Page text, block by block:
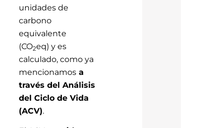
unidades de
carbono
equivalente
(CO2eq) y es
calculado, como ya
mencionamosa
través del Análisis
del Ciclo de Vida
(ACV).